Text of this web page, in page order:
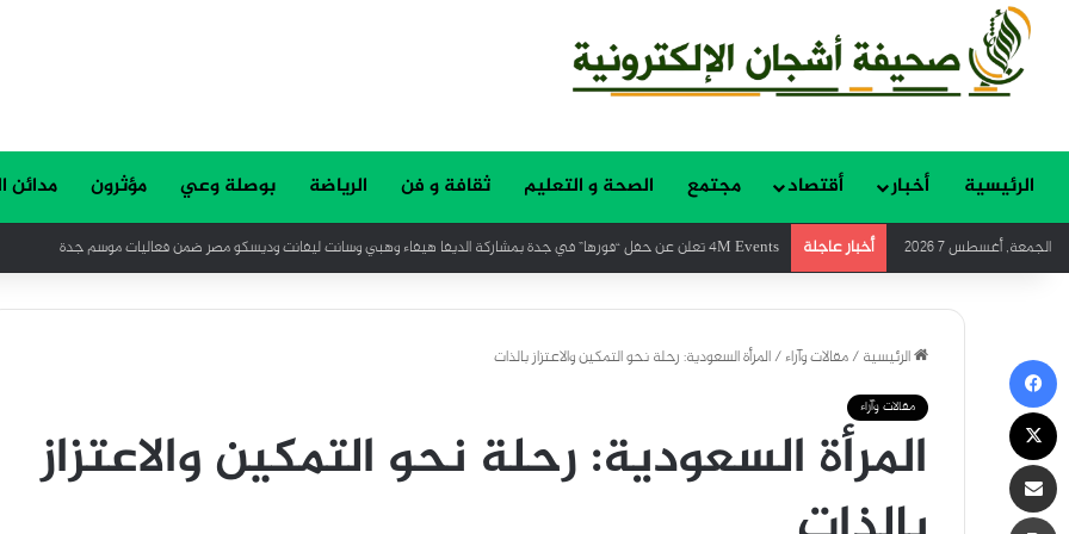
الرئيسية أخبار أقتصاد مجتمع الصحة و التعليم ثقافة و فن الرياضة بوصلة وعي مؤثرون مدائن
الجمعة, أغسطس 7 2026 أخبار عاجلة 4M Events تعلن عن حفل “فورها” في جدة بمشاركة الديفا هيفاء وهبي وسانت ليفانت وديسكو مصر ضمن فعاليات موسم جدة
الرئيسية/مقالات وآراء/المرأة السعودية: رحلة نحو التمكين والاعتزاز بالذات
مقالات وآراء
المرأة السعودية: رحلة نحو التمكين والاعتزاز